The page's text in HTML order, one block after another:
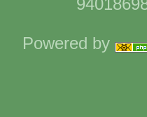
Powered by